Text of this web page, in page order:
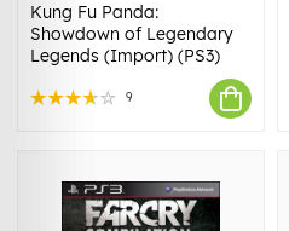
Kung Fu Panda:
Showdown of Legendary
Legends (Import) (PS3)
9